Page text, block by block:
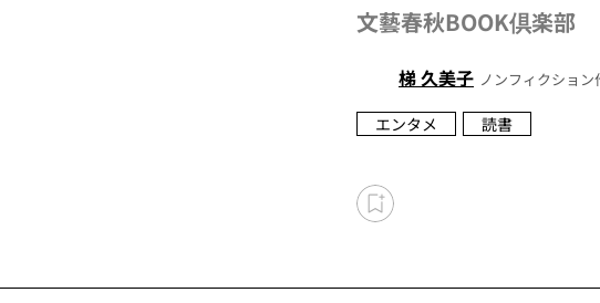
文藝春秋BOOK倶楽部
梯 久美子 ノンフィクション
エンタメ
読書